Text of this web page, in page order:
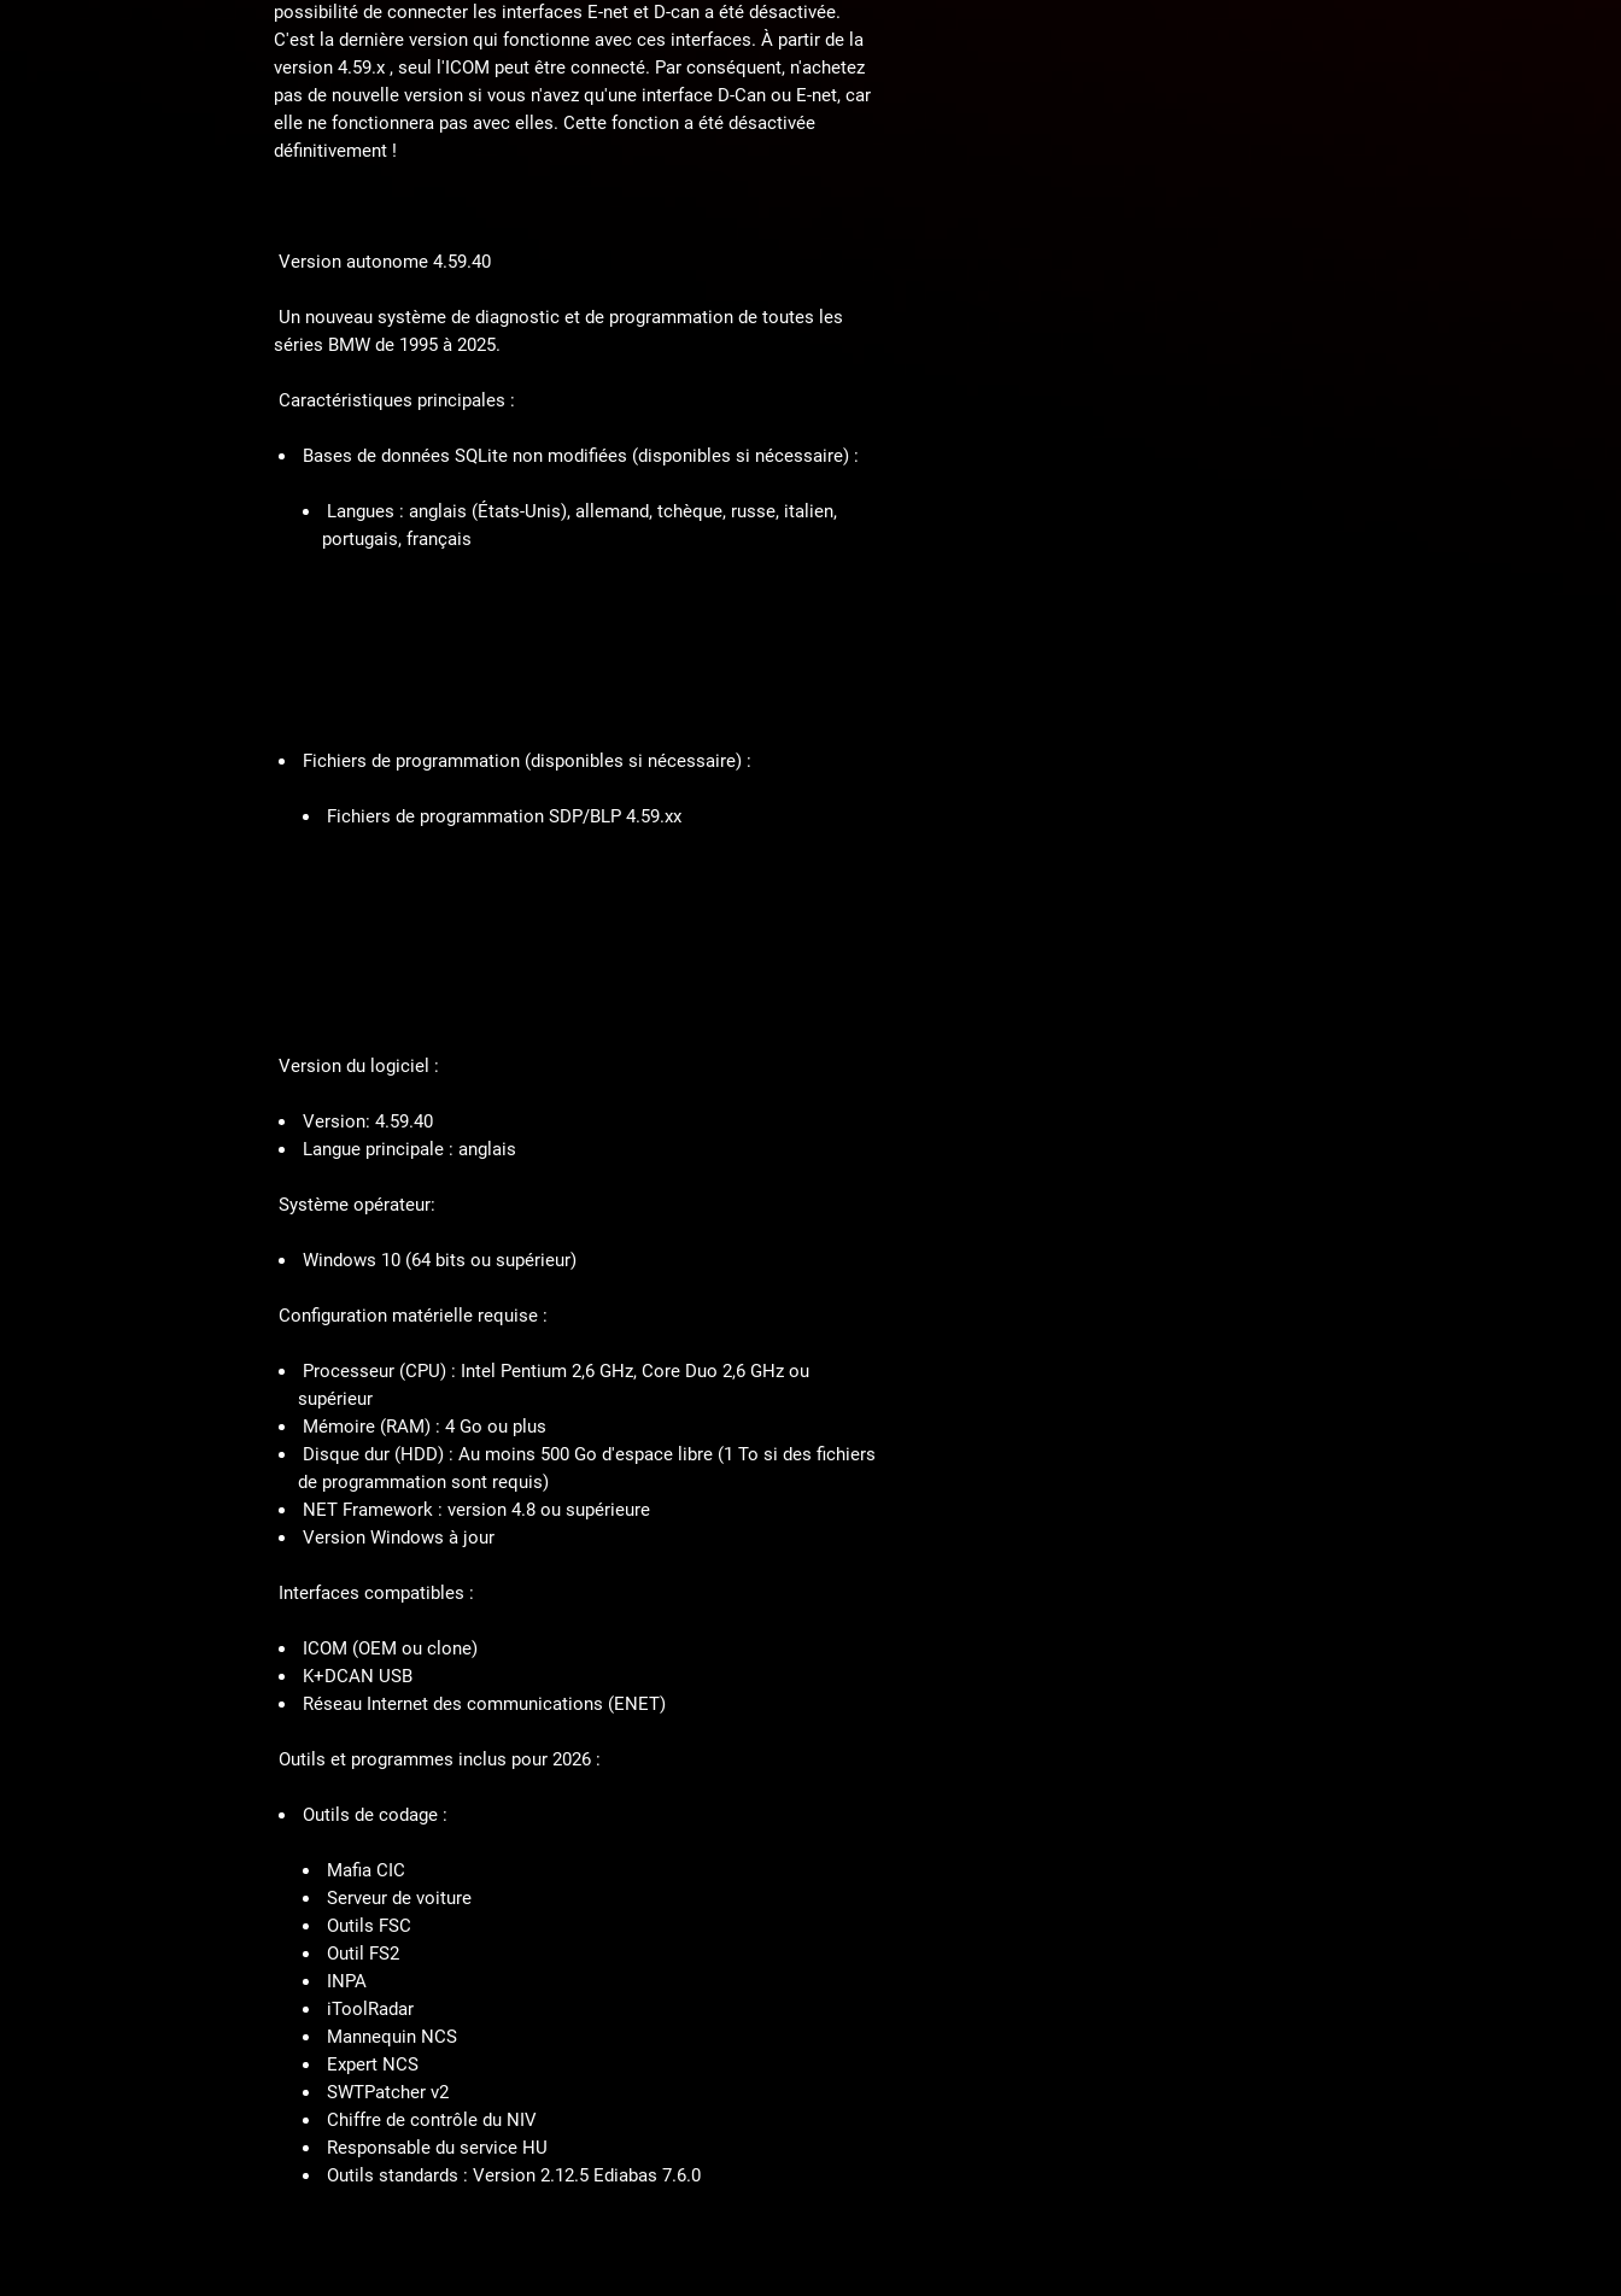
possibilité de connecter les interfaces E-net et D-can a été désactivée.
C'est la dernière version qui fonctionne avec ces interfaces. À partir de la
version 4.59.x , seul l'ICOM peut être connecté. Par conséquent, n'achetez
pas de nouvelle version si vous n'avez qu'une interface D-Can ou E-net, car
elle ne fonctionnera pas avec elles. Cette fonction a été désactivée
définitivement !
Version autonome 4.59.40
Un nouveau système de diagnostic et de programmation de toutes les
séries BMW de 1995 à 2025.
Caractéristiques principales :
Bases de données SQLite non modifiées (disponibles si nécessaire) :
Langues : anglais (États-Unis), allemand, tchèque, russe, italien,
portugais, français
Fichiers de programmation (disponibles si nécessaire) :
Fichiers de programmation SDP/BLP 4.59.xx
Version du logiciel :
Version: 4.59.40
Langue principale : anglais
Système opérateur:
Windows 10 (64 bits ou supérieur)
Configuration matérielle requise :
Processeur (CPU) : Intel Pentium 2,6 GHz, Core Duo 2,6 GHz ou
supérieur
Mémoire (RAM) : 4 Go ou plus
Disque dur (HDD) : Au moins 500 Go d'espace libre (1 To si des fichiers
de programmation sont requis)
NET Framework : version 4.8 ou supérieure
Version Windows à jour
Interfaces compatibles :
ICOM (OEM ou clone)
K+DCAN USB
Réseau Internet des communications (ENET)
Outils et programmes inclus pour 2026 :
Outils de codage :
Mafia CIC
Serveur de voiture
Outils FSC
Outil FS2
INPA
iToolRadar
Mannequin NCS
Expert NCS
SWTPatcher v2
Chiffre de contrôle du NIV
Responsable du service HU
Outils standards : Version 2.12.5 Ediabas 7.6.0